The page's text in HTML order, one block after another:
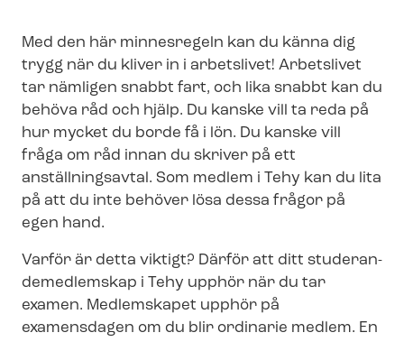
Med den här minnesregeln kan du känna dig
trygg när du kliver in i arbetslivet! Arbetslivet
tar nämligen snabbt fart, och lika snabbt kan du
behöva råd och hjälp. Du kanske vill ta reda på
hur mycket du borde få i lön. Du kanske vill
fråga om råd innan du skriver på ett
anställningsavtal. Som medlem i Tehy kan du lita
på att du inte behöver lösa dessa frågor på
egen hand.
Varför är detta viktigt? Därför att ditt stu­de­ran­
de­med­lem­skap i Tehy upphör när du tar
examen. Medlemskapet upphör på
examensdagen om du blir ordinarie medlem. En